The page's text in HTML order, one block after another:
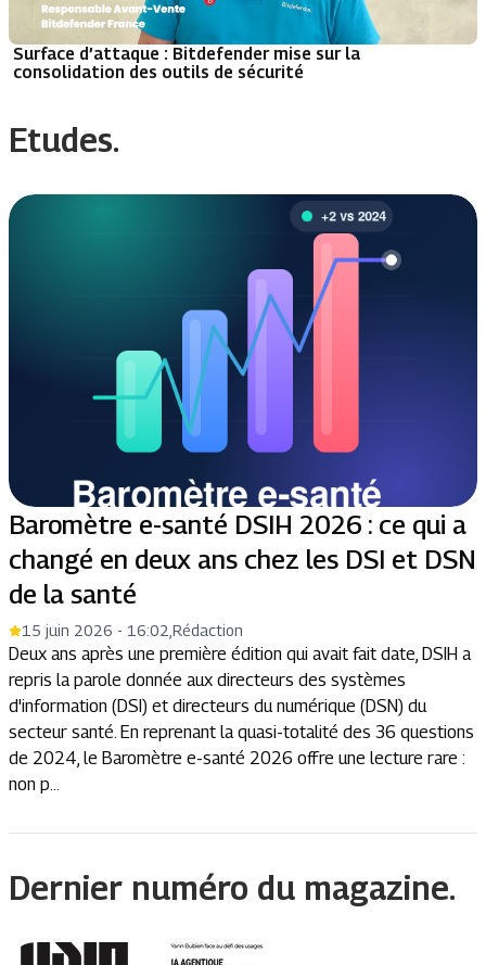
Surface d’attaque : Bitdefender mise sur la
consolidation des outils de sécurité
Etudes.
Baromètre e-santé DSIH 2026 : ce qui a
changé en deux ans chez les DSI et DSN
de la santé
15 juin 2026 - 16:02 Rédaction
Deux ans après une première édition qui avait fait date, DSIH a
repris la parole donnée aux directeurs des systèmes
d'information (DSI) et directeurs du numérique (DSN) du
secteur santé. En reprenant la quasi-totalité des 36 questions
de 2024, le Baromètre e-santé 2026 offre une lecture rare :
non p...
Dernier numéro du magazine.